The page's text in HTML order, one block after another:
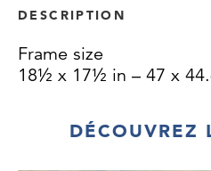
DESCRIPTION
Frame size
18½ x 17½ in – 47 x
DÉCOUVREZ